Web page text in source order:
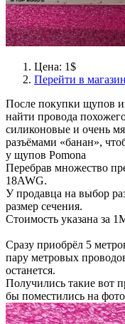
Цена: 1$
Перейти в магазин
После покупки щупов
найти провода
силиконовые и очень
разъёмами «банан»,
у щупов Pomona
Перебрав множество
18AWG.
У продавца на выбор
размер сечения.
Стоимость указана за
Сразу приобрёл 5
пару метровых
останется.
Получились такие вот
бы поместились на